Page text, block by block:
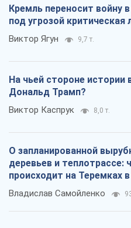
Кремль переносит войну
под угрозой критическая
Виктор Ягун 9,7 т.
На чьей стороне истории
Дональд Трамп?
Виктор Каспрук 8,0 т.
О запланированной
деревьев и теплотрассе:
происходит на Теремках
Владислав Самойленко